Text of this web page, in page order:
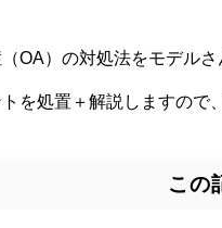
OA）の対処法をモデルさ
を処置＋解説しますので
この